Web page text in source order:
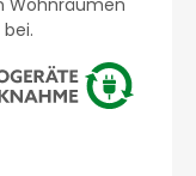
Wohnräumen